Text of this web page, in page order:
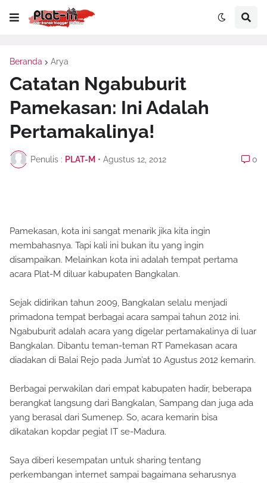
Beranda Arya
Catatan Ngabuburit
Pamekasan: Ini Adalah
Pertamakalinya!
Penulis : PLAT-M • Agustus 12, 2012 0
Pamekasan, kota ini sangat menarik jika kita ingin
membahasnya. Tapi kali ini bukan itu yang ingin
disampaikan. Melainkan kota ini adalah tempat pertama
acara Plat-M diluar kabupaten Bangkalan.
Sejak didirikan tahun 2009, Bangkalan selalu menjadi
primadona tempat berbagai acara sampai tahun 2012 ini.
Ngabuburit adalah acara yang digelar pertamakalinya di luar
Bangkalan. Dibantu teman-teman RT Pamekasan acara
diadakan di Balai Rejo pada Jum’at 10 Agustus 2012 kemarin.
Berbagai perwakilan dari empat kabupaten hadir, beberapa
berangkat langsung dari Bangkalan, Sampang dan juga ada
yang berasal dari Sumenep. So, acara kemarin bisa
dikatakan kopdar pegiat IT se-Madura.
Saya diberi kesempatan untuk sharing tentang
perkembangan internet sampai bagaimana seharusnya